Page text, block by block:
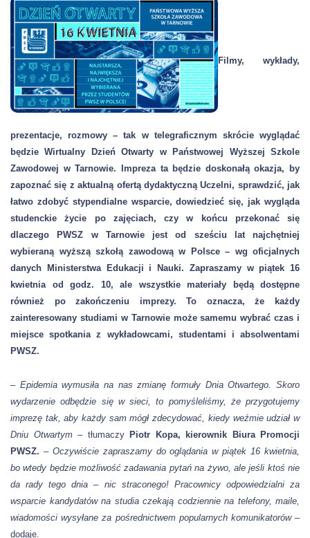
Filmy, wykłady,
prezentacje, rozmowy – tak w telegraficznym skrócie wyglądać
będzie Wirtualny Dzień Otwarty w Państwowej Wyższej Szkole
Zawodowej w Tarnowie. Impreza ta będzie doskonałą okazja, by
zapoznać się z aktualną ofertą dydaktyczną Uczelni, sprawdzić, jak
łatwo zdobyć stypendialne wsparcie, dowiedzieć się, jak wygląda
studenckie życie po zajęciach, czy w końcu przekonać się
dlaczego PWSZ w Tarnowie jest od sześciu lat najchętniej
wybieraną wyższą szkołą zawodową w Polsce – wg oficjalnych
danych Ministerstwa Edukacji i Nauki. Zapraszamy w piątek 16
kwietnia od godz. 10, ale wszystkie materiały będą dostępne
również po zakończeniu imprezy. To oznacza, że każdy
zainteresowany studiami w Tarnowie może samemu wybrać czas i
miejsce spotkania z wykładowcami, studentami i absolwentami
PWSZ.
– Epidemia wymusiła na nas zmianę formuły Dnia Otwartego. Skoro
wydarzenie odbędzie się w sieci, to pomyśleliśmy, że przygotujemy
imprezę tak, aby każdy sam mógł zdecydować, kiedy weźmie udział w
Dniu Otwartym –tłumaczy Piotr Kopa, kierownik Biura Promocji
PWSZ. – Oczywiście zapraszamy do oglądania w piątek 16 kwietnia,
bo wtedy będzie możliwość zadawania pytań na żywo, ale jeśli ktoś nie
da rady tego dnia – nic straconego! Pracownicy odpowiedzialni za
wsparcie kandydatów na studia czekają codziennie na telefony, maile,
wiadomości wysyłane za pośrednictwem popularnych komunikatorów –
dodaje.